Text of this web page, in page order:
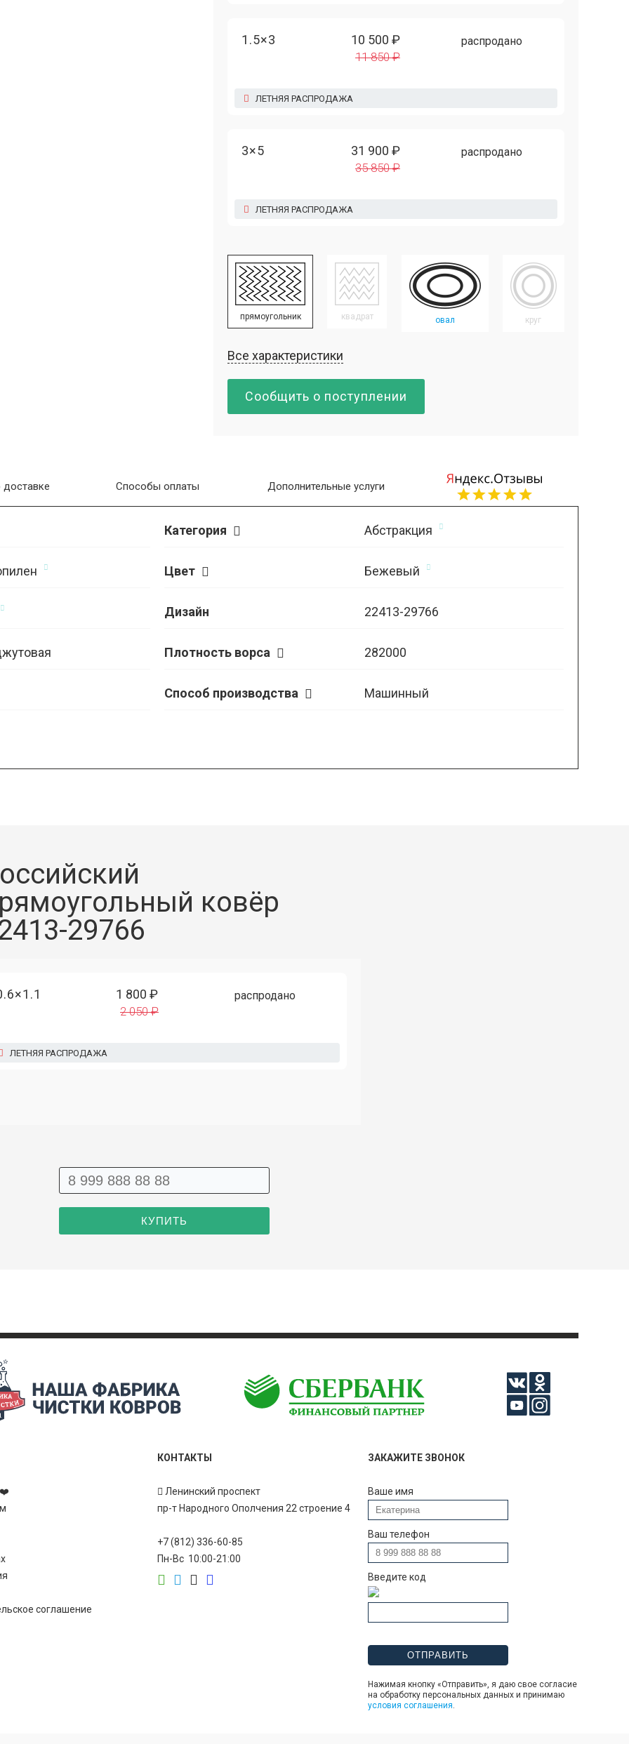
1.5×3 10 500 ₽
11 850 ₽
распродано
ЛЕТНЯЯ РАСПРОДАЖА
3×5 31 900 ₽
35 850 ₽
распродано
ЛЕТНЯЯ РАСПРОДАЖА
прямоугольник квадрат овал круг
Все характеристики
Сообщить о поступлении
Категория Абстракция
Цвет Бежевый
Дизайн 22413-29766
Плотность ворса 282000
Способ производства Машинный
Способы оплаты Дополнительные услуги
ковёр
29766
1 800 ₽
2 050 ₽
распродано
ЛЕТНЯЯ РАСПРОДАЖА
❤️
соглашение
КОНТАКТЫ
Ленинский проспект
пр-т Народного Ополчения 22 строение 4
+7 (812) 336-60-85
Пн-Вс 10:00-21:00
ЗАКАЖИТЕ ЗВОНОК
Ваше имя
Ваш телефон
Введите код
Нажимая кнопку «Отправить», я даю свое согласие
на обработку персональных данных и принимаю
условия соглашения.